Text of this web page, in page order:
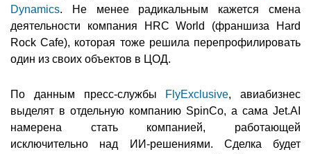
Dynamics. Не менее радикальным кажется смена
деятельности компания HRC World (франшиза Hard
Rock Cafe), которая тоже решила перепрофилировать
один из своих объектов в ЦОД.
По данным пресс-службы FlyExclusive, авиабизнес
выделят в отдельную компанию SpinCo, а сама Jet.AI
намерена стать компанией, работающей
исключительно над ИИ-решениями. Сделка будет